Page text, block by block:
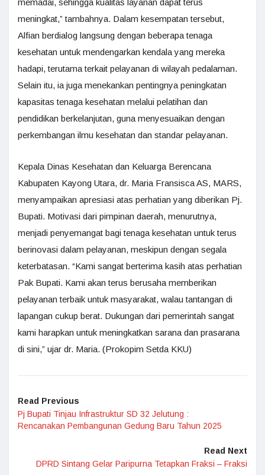
meningkat,” tambahnya. Dalam kesempatan tersebut,
Alfian berdialog langsung dengan beberapa tenaga
kesehatan untuk mendengarkan kendala yang mereka
hadapi, terutama terkait pelayanan di wilayah pedalaman.
Selain itu, ia juga menekankan pentingnya peningkatan
kapasitas tenaga kesehatan melalui pelatihan dan
pendidikan berkelanjutan, guna menyesuaikan dengan
perkembangan ilmu kesehatan dan standar pelayanan.
Kepala Dinas Kesehatan dan Keluarga Berencana
Kabupaten Kayong Utara, dr. Maria Fransisca AS, MARS,
menyampaikan apresiasi atas perhatian yang diberikan Pj.
Bupati. Motivasi dari pimpinan daerah, menurutnya,
menjadi penyemangat bagi tenaga kesehatan untuk terus
berinovasi dalam pelayanan, meskipun dengan segala
keterbatasan. “Kami sangat berterima kasih atas perhatian
Pak Bupati. Kami akan terus berusaha memberikan
pelayanan terbaik untuk masyarakat, walau tantangan di
lapangan cukup berat. Dukungan dari pemerintah sangat
kami harapkan untuk meningkatkan sarana dan prasarana
di sini,” ujar dr. Maria. (Prokopim Setda KKU)
Read Previous
Pj Bupati Tinjau Infrastruktur SD 32 Jelutung :
Rencanakan Pembangunan Gedung Baru Tahun 2025
Read Next
DPRD Sintang Gelar Paripurna Tetapkan Fraksi – Fraksi